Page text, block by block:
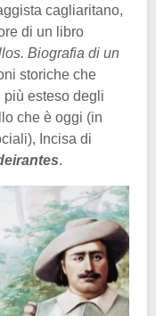
cagliaritano,
di un libro
Biografia di un
storiche che
più esteso degli
che è oggi (in
Incisa di
.